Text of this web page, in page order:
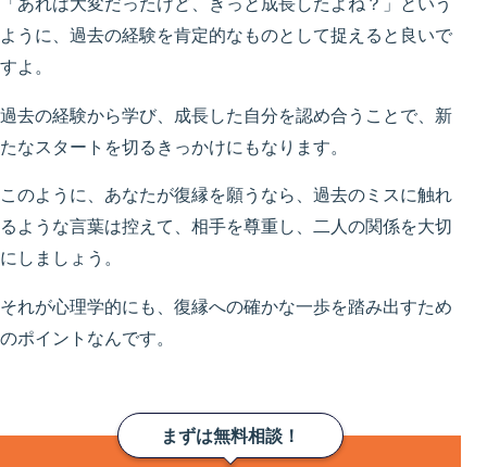
「あれは大変だったけど、きっと成長したよね？」という
ように、過去の経験を肯定的なものとして捉えると良いで
すよ。
過去の経験から学び、成長した自分を認め合うことで、新
たなスタートを切るきっかけにもなります。
このように、あなたが復縁を願うなら、過去のミスに触れ
るような言葉は控えて、相手を尊重し、二人の関係を大切
にしましょう。
それが心理学的にも、復縁への確かな一歩を踏み出すため
のポイントなんです。
まずは無料相談！